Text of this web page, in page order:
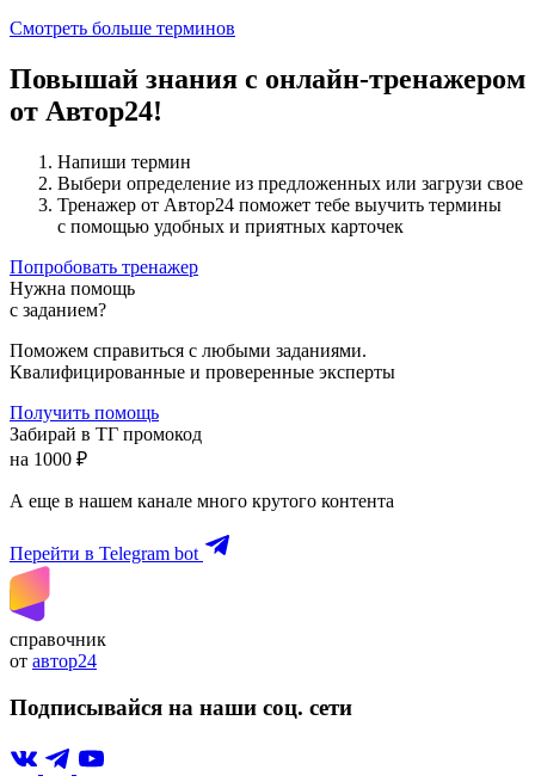
Смотреть больше терминов
Повышай знания с онлайн-тренажером
от Автор24!
Напиши термин
Выбери определение из предложенных или загрузи свое
Тренажер от Автор24 поможет тебе выучить термины
с помощью удобных и приятных карточек
Попробовать тренажер
Нужна помощь
с заданием?
Поможем справиться с любыми заданиями.
Квалифицированные и проверенные эксперты
Получить помощь
Забирай в ТГ промокод
на 1000 ₽
А еще в нашем канале много крутого контента
Перейти в Telegram bot
справочник
от автор24
Подписывайся на наши соц. сети